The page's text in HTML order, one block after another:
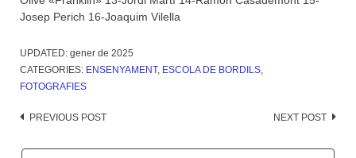
Josep Perich 16-Joaquim Vilella
UPDATED: gener de 2025
CATEGORIES: ENSENYAMENT, ESCOLA DE BORDILS
FOTOGRAFIES
Post
PREVIOUS POST NEXT POST